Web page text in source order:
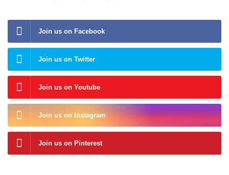
Join us on Facebook
Join us on Twitter
Join us on Youtube
Join us on Instagram
Join us on Pinterest